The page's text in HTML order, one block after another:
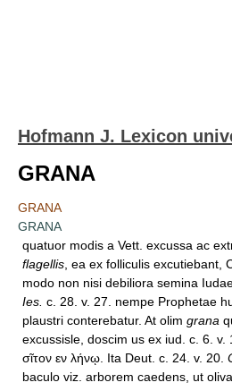
Hofmann J. Lexicon
GRANA
GRANA
GRANA
quatuor modis a Vett. excussa ac
flagellis , ea ex folliculis excutiebant,
modo non nisi debiliora semina
Ies. c. 28. v. 27. nempe Prophetae
plaustri conterebatur. At olim grana
excussisle, doscim us ex iud. c. 6. v.
σῖτον εν λήνῳ. Ita Deut. c. 24. v. 20.
baculo viz. arborem caedens, ut